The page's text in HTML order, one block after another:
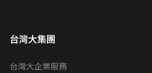
台灣大集團
台灣大企業服務